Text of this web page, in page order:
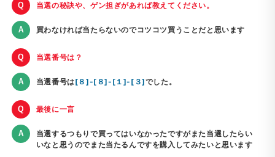
当選の秘訣や、ゲン担ぎがあれば教えてください。
買わなければ当たらないのでコツコツ買うことだと思います
当選番号は？
当選番号は[８]-[８]-[１]-[３]でした。
最後に一言
当選するつもりで買ってはいなかったですがまた当選したらい
いなと思うのでまた当たるんですを購入してみたいと思います